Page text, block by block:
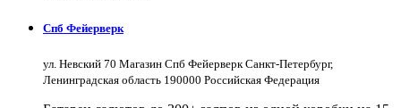
Спб Фейерверк
ул. Невский 70 Магазин Спб Фейерверк Санкт-Петербург,
Ленинградская область 190000 Российская Федерация